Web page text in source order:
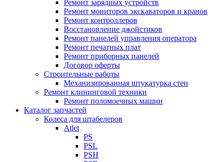
Ремонт зарядных устройств
Ремонт мониторов экскаваторов и кранов
Ремонт контроллеров
Восстановление джойстиков
Ремонт панелей управления оператора
Ремонт печатных плат
Ремонт приборных панелей
Договор оферты
Строительные работы
Механизированная штукатурка стен
Ремонт клининговой техники
Ремонт поломоечных машин
Каталог запчастей
Колеса для штабелеров
Atlet
PS
PSL
PSH